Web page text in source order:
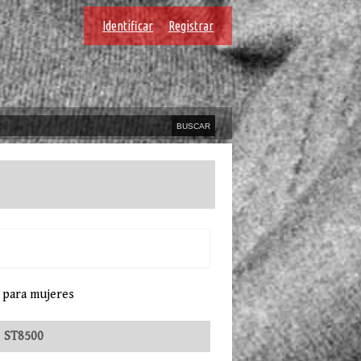
Identificar Registrar
mujeres
ST8500